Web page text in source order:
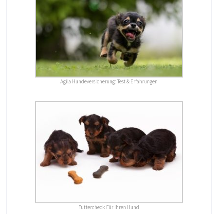
Agila Hundeversicherung: Test & Erfahrungen
Futtercheck Für Ihren Hund